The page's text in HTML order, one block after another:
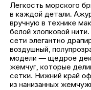
Легкость морского
в каждой детали.
вручную в технике
белой хлопковой
сети элегантно
воздушный,
модели — щедрое
жемчуг, которые
сетки. Нижний край
из нанизанных